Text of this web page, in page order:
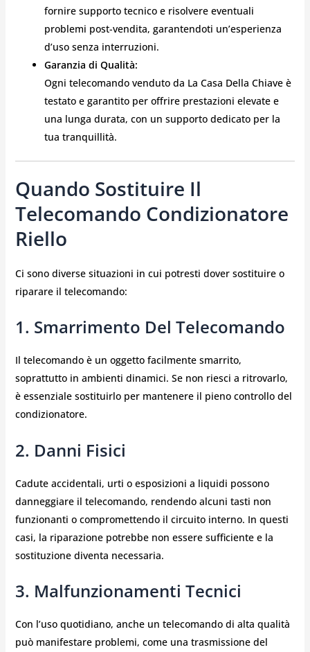
fornire supporto tecnico e risolvere eventuali
problemi post-vendita, garantendoti un’esperienza
d’uso senza interruzioni.
Garanzia di Qualità:
Ogni telecomando venduto da La Casa Della Chiave è
testato e garantito per offrire prestazioni elevate e
una lunga durata, con un supporto dedicato per la
tua tranquillità.
Quando Sostituire Il
Telecomando Condizionatore
Riello
Ci sono diverse situazioni in cui potresti dover sostituire o
riparare il telecomando:
1. Smarrimento Del Telecomando
Il telecomando è un oggetto facilmente smarrito,
soprattutto in ambienti dinamici. Se non riesci a ritrovarlo,
è essenziale sostituirlo per mantenere il pieno controllo del
condizionatore.
2. Danni Fisici
Cadute accidentali, urti o esposizioni a liquidi possono
danneggiare il telecomando, rendendo alcuni tasti non
funzionanti o compromettendo il circuito interno. In questi
casi, la riparazione potrebbe non essere sufficiente e la
sostituzione diventa necessaria.
3. Malfunzionamenti Tecnici
Con l’uso quotidiano, anche un telecomando di alta qualità
può manifestare problemi, come una trasmissione del